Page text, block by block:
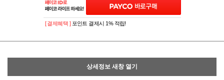
[ 결제혜택 ] 포인트 결제시 1% 적립!
상세정보 새창 열기